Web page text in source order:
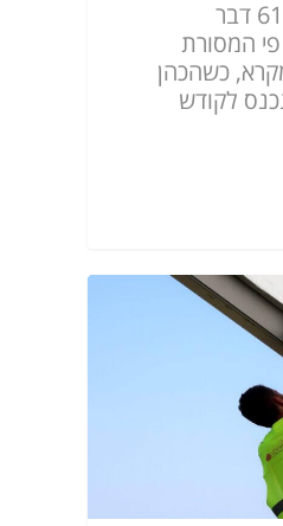
ניוזלטר מס.61 דבר
המסורת
כשהכהן
לקודש